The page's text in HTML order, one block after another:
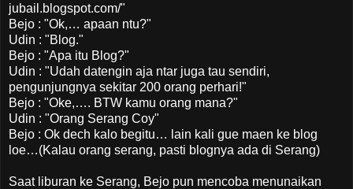
jubail.blogspot.com/"
Bejo : "Ok,… apaan ntu?"
Udin : "Blog."
Bejo : "Apa itu Blog?"
Udin : "Udah datengin aja ntar juga tau sendiri,
pengunjungnya sekitar 200 orang perhari!"
Bejo : "Oke,…. BTW kamu orang mana?"
Udin : "Orang Serang Coy"
Bejo : Ok dech kalo begitu… lain kali gue maen ke blog
loe…(Kalau orang serang, pasti blognya ada di Serang)
Saat liburan ke Serang, Bejo pun mencoba menunaikan